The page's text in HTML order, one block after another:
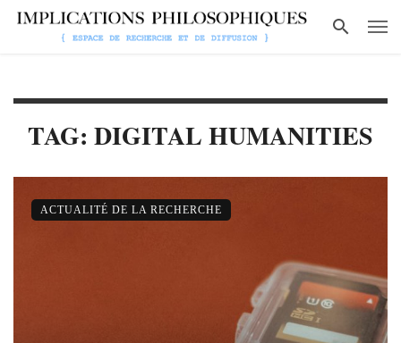
TAG: DIGITAL HUMANITIES
ACTUALITÉ DE LA RECHERCHE